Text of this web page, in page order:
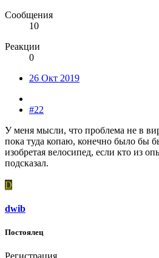
Сообщения
10
Реакции
0
26 Окт 2019
#22
У меня мысли, что проблема не в
пока туда копаю, конечно было бы
изобретая велосипед, если кто из
подсказал.
D
dwib
Постоялец